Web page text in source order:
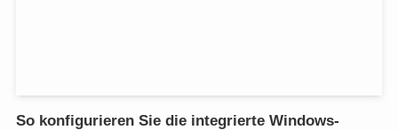
So konfigurieren Sie die integrierte Windows-